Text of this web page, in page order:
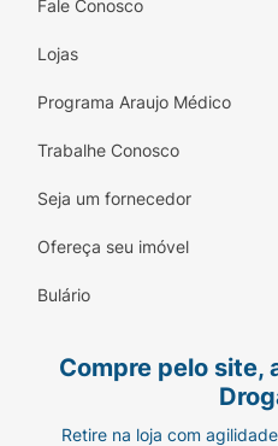
Fale Conosco
Lojas
Programa Araujo Médico
Trabalhe Conosco
Seja um fornecedor
Ofereça seu imóvel
Bulário
Compre pelo site,
Retire na loja com